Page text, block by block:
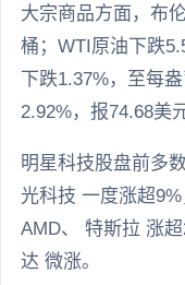
大宗商品方面，布
桶；WTI原油下跌
下跌1.37%，至每
2.92%，报74.68美元
明星科技股盘前多
光科技 一度涨超
AMD、 特斯拉 涨
达 微涨。